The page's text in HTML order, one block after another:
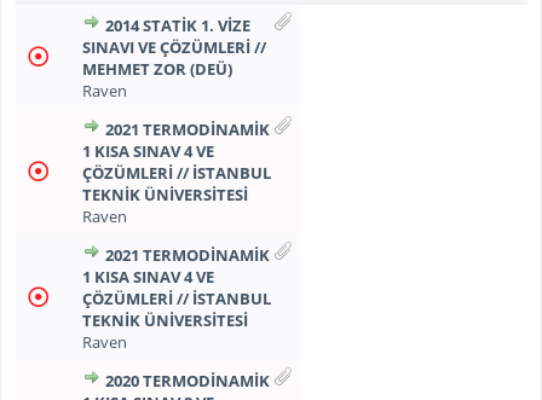
2014 STATİK 1. VİZE
SINAVI VE ÇÖZÜMLERİ //
MEHMET ZOR (DEÜ)
Raven
2021 TERMODİNAMİK
1 KISA SINAV 4 VE
ÇÖZÜMLERİ // İSTANBUL
TEKNİK ÜNİVERSİTESİ
Raven
2021 TERMODİNAMİK
1 KISA SINAV 4 VE
ÇÖZÜMLERİ // İSTANBUL
TEKNİK ÜNİVERSİTESİ
Raven
2020 TERMODİNAMİK